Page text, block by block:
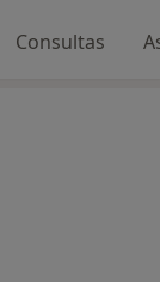
Consultas